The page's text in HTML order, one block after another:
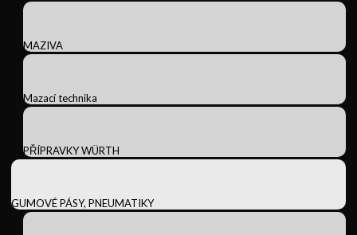
MAZIVA
Mazací technika
PŘÍPRAVKY WÜRTH
GUMOVÉ PÁSY, PNEUMATIKY